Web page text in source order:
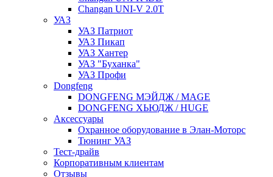
Changan UNI-V 2.0T
УАЗ
УАЗ Патриот
УАЗ Пикап
УАЗ Хантер
УАЗ "Буханка"
УАЗ Профи
Dongfeng
DONGFENG МЭЙДЖ / MAGE
DONGFENG ХЬЮДЖ / HUGE
Аксессуары
Охранное оборудование в Элан-Моторс
Тюнинг УАЗ
Тест-драйв
Корпоративным клиентам
Отзывы